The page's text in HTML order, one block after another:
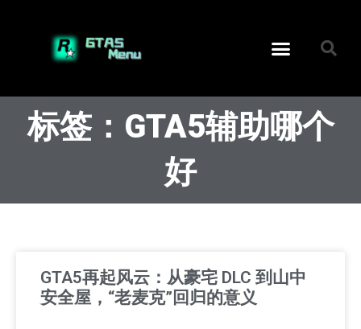
标签：GTA5辅助哪个
好
GTA5再起风云：从豪宅 DLC 到山中
安全屋，“老麦克”回归的意义